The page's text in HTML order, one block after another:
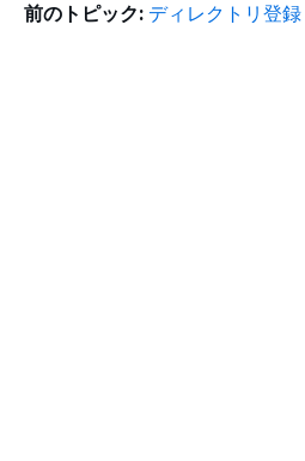
前のトピック: ディレクトリ登録